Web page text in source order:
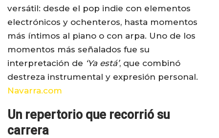
versátil: desde el pop indie con elementos
electrónicos y ochenteros, hasta momentos
más íntimos al piano o con arpa. Uno de los
momentos más señalados fue su
interpretación de ‘Ya está’, que combinó
destreza instrumental y expresión personal.
Navarra.com
Un repertorio que recorrió su
carrera